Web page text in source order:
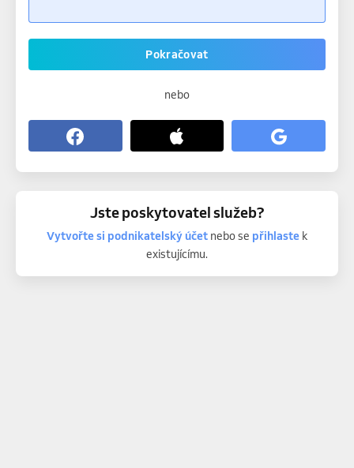
Pokračovat
nebo
Jste poskytovatel služeb?
Vytvořte si podnikatelský účetnebo se přihlastek
existujícímu.